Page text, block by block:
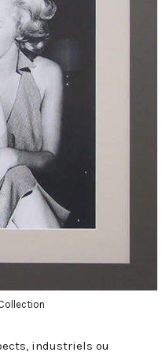
industriels ou